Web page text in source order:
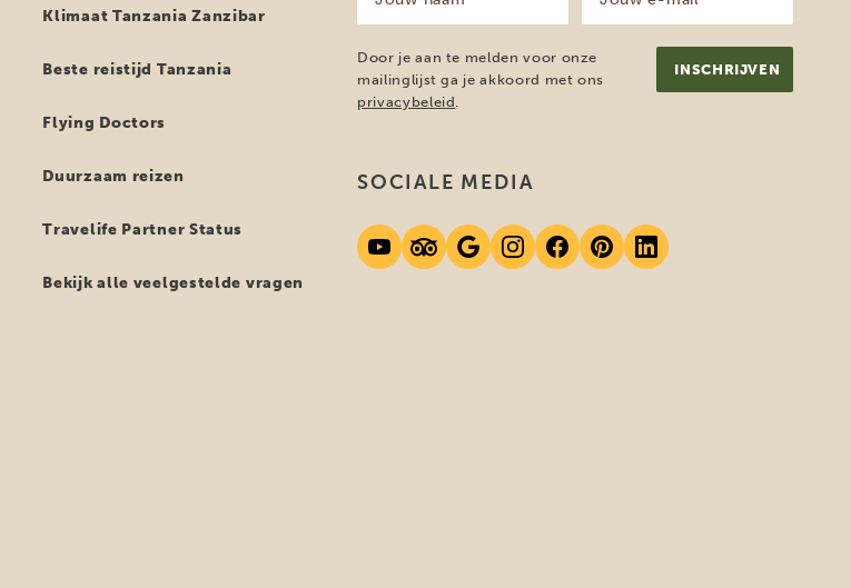
Klimaat Tanzania Zanzibar
Beste reistijd Tanzania
Flying Doctors
Duurzaam reizen
Travelife Partner Status
Bekijk alle veelgestelde vragen
naam
(Vereist)
mailadres
(Vereist)
Door je aan te melden voor onze
mailinglijst ga je akkoord met ons
privacybeleid.
SOCIALE MEDIA